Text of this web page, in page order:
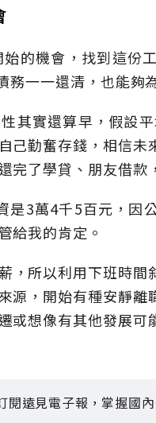
的機會，找到這份
一一還清，也能夠
其實還算早，假設
己勤奮存錢，相信
完了學貸、朋友借款
是3萬4千5百元，因
給我的肯定。
，所以利用下班時間
源，開始有種安靜
或想像有其他發展可
閱遠見電子報，掌握國